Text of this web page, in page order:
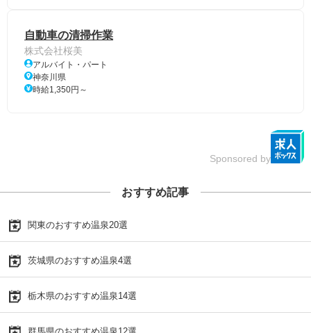
自動車の清掃作業
株式会社桜美
アルバイト・パート
神奈川県
時給1,350円～
Sponsored by
おすすめ記事
関東のおすすめ温泉20選
茨城県のおすすめ温泉4選
栃木県のおすすめ温泉14選
群馬県のおすすめ温泉12選